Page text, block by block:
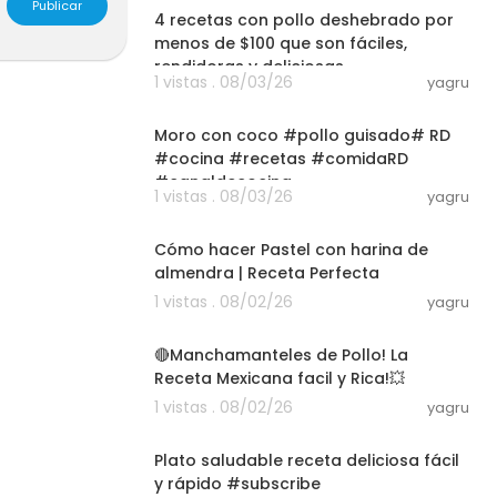
4 recetas con pollo deshebrado por
menos de $100 que son fáciles,
rendidoras y deliciosas
1 vistas . 08/03/26 yagru
Moro con coco #pollo guisado# RD
#cocina #recetas #comidaRD
#canaldecocina
#@injertoRDkitchen#subscr
1 vistas . 08/03/26 yagru
Cómo hacer Pastel con harina de
almendra | Receta Perfecta
1 vistas . 08/02/26
yagru
🔴Manchamanteles de Pollo! La
Receta Mexicana facil y Rica!💥
1 vistas . 08/02/26
yagru
Plato saludable receta deliciosa fácil
y rápido #subscribe
Publicar